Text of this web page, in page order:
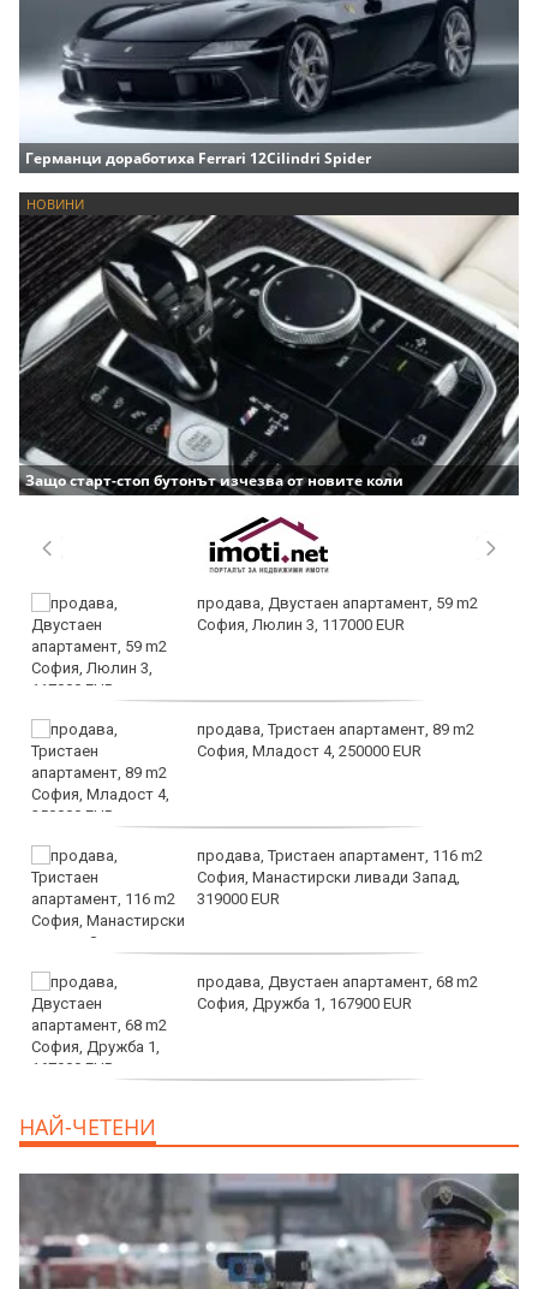
Германци доработиха Ferrari 12Cilindri Spider
НОВИНИ
Защо старт-стоп бутонът изчезва от новите коли
продава, Двустаен апартамент, 59 m2
София, Люлин 3, 117000 EUR
продава, Тристаен апартамент, 89 m2
София, Младост 4, 250000 EUR
продава, Тристаен апартамент, 116 m2
София, Манастирски ливади Запад,
319000 EUR
продава, Двустаен апартамент, 68 m2
София, Дружба 1, 167900 EUR
НАЙ-ЧЕТЕНИ